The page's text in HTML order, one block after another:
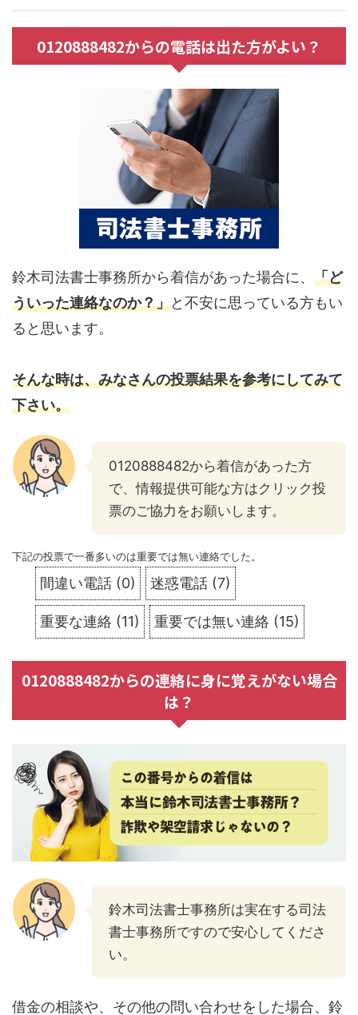
0120888482からの電話は出た方がよい？
鈴木司法書士事務所から着信があった場合に、 「ど
ういった連絡なのか？」と不安に思っている方もい
ると思います。
そんな時は、みなさんの投票結果を参考にしてみて
下さい。
0120888482から着信があった方
で、情報提供可能な方はクリック投
票のご協力をお願いします。
下記の投票で一番多いのは重要では無い連絡でした。
間違い電話 (0) 迷惑電話 (7)
重要な連絡 (11) 重要では無い連絡 (15)
0120888482からの連絡に身に覚えがない場合
は？
鈴木司法書士事務所は実在する司法
書士事務所ですので安心してくださ
い。
借金の相談や、その他の問い合わせをした場合、鈴